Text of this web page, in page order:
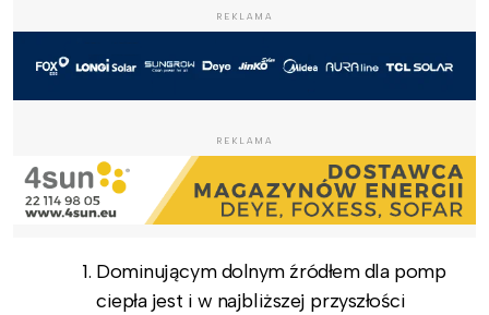
REKLAMA
REKLAMA
Dominującym dolnym źródłem dla pomp
ciepła jest i w najbliższej przyszłości